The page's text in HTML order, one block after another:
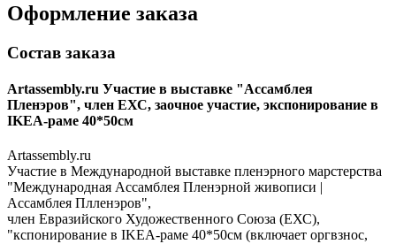
Оформление заказа
Состав заказа
Artassembly.ru Участие в выставке "Ассамблея
Пленэров", ​член ЕХС, заочное участие, экспонирование в
IKEA-раме 40*50см
Artassembly.ru
Участие в Международной выставке пленэрного марстерства
"Международная Ассамблея Пленэрной живописи |
Ассамблея Плленэров", ​
член Евразийского Художественного Союза (ЕХС),
"кспонирование в IKEA-раме 40*50см (включает оргвзнос,